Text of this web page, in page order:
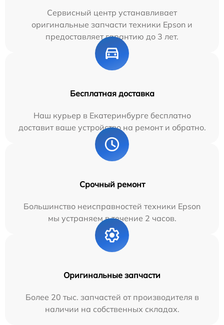
Сервисный центр устанавливает
оригинальные запчасти техники Epson и
предоставляет гарантию до 3 лет.
Бесплатная доставка
Наш курьер в Екатеринбурге бесплатно
доставит ваше устройство на ремонт и обратно.
Срочный ремонт
Большинство неисправностей техники Epson
мы устраняем в течение 2 часов.
Оригинальные запчасти
Более 20 тыс. запчастей от производителя в
наличии на собственных складах.